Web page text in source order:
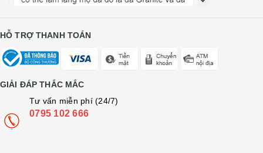
HỖ TRỢ THANH TOÁN
GIẢI ĐÁP THẮC MẮC
Tư vấn miễn phí (24/7)
0795 102 666